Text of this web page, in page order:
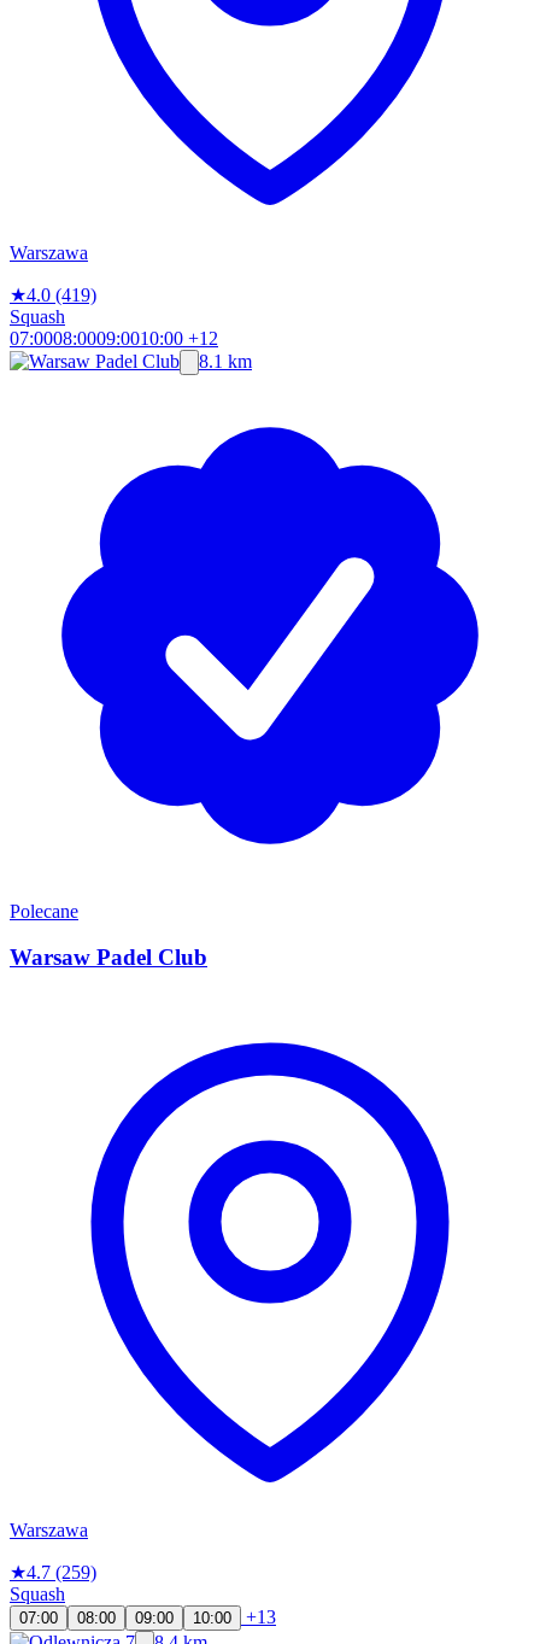
Warszawa
★4.0 (419)
Squash
07:0008:0009:0010:00 +12
8.1 km
Polecane
Warsaw Padel Club
Warszawa
★4.7 (259)
Squash
07:00 08:00 09:00 10:00
+13